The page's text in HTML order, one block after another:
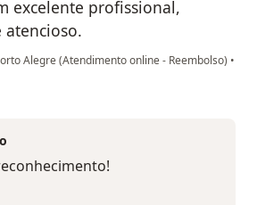
excelente profissional,
Alegre (Atendimento online - Reembolso) •